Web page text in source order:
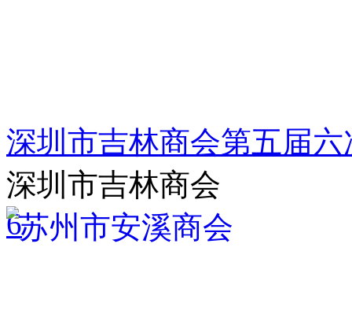
深圳市吉林商会第五届
深圳市吉林商会
6